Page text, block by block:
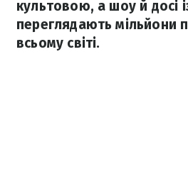
культовою, а шоу й досі
переглядають мільйони
всьому світі.